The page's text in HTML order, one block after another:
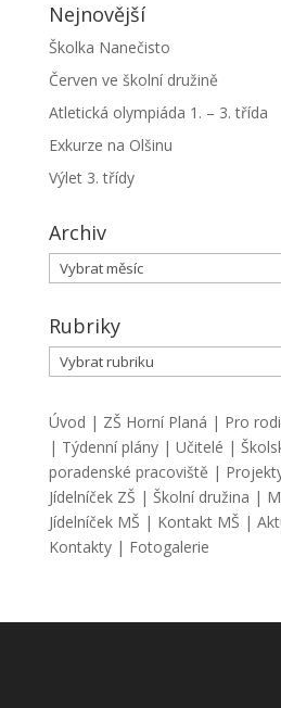
Nejnovější
Školka Nanečisto
Červen ve školní družině
Atletická olympiáda 1. – 3. třída
Exkurze na Olšinu
Výlet 3. třídy
Archiv
Archiv
Rubriky
Rubriky
Úvod | ZŠ Horní Planá | Pro
| Týdenní plány| Učitelé |
poradenské pracoviště |
Jídelníček ZŠ | Školní družina |
Jídelníček MŠ | Kontakt MŠ |
Kontakty| Fotogalerie